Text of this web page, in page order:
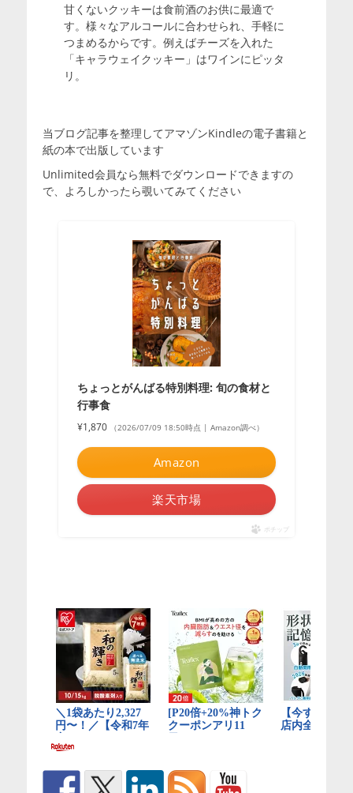
甘くないクッキーは食前酒のお供に最適で
す。様々なアルコールに合わせられ、手軽に
つまめるからです。例えばチーズを入れた
「キャラウェイクッキー」はワインにピッタ
リ。
当ブログ記事を整理してアマゾンKindleの電子書籍と
紙の本で出版しています
Unlimited会員なら無料でダウンロードできますの
で、よろしかったら覗いてみてください
ちょっとがんばる特別料理: 旬の食材と
行事食
¥1,870 （2026/07/09 18:50時点 | Amazon調べ）
Amazon
楽天市場
ポチップ